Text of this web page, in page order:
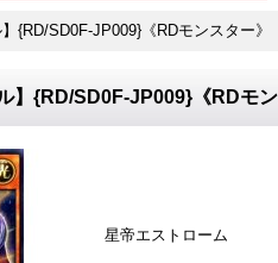
{RD/SD0F-JP009}《RDモンスター》
】{RD/SD0F-JP009}《RDモン
星帝エストローム